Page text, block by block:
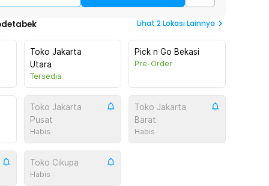
Lihat 2Lokasi Lainnya
Toko Jakarta
Utara
Tersedia
Pick n Go Bekasi
Pre-Order
Toko Jakarta
Pusat
Habis
Toko Jakarta
Barat
Habis
Toko Cikupa
Habis